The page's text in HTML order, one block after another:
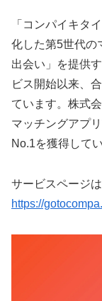
「コンパイキタ
化した第5世代の
出会い」を提供
ビス開始以来、
ています。株式
マッチングアプ
No.1を獲得して
サービスページは
https://